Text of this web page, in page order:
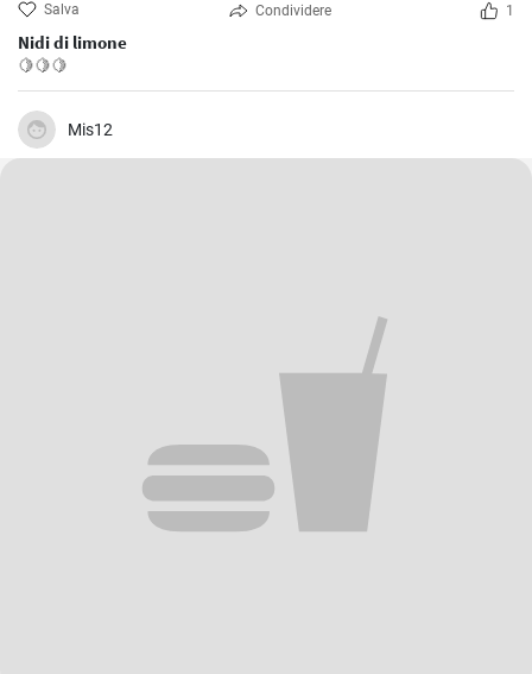
Salva Condividere 1
Nidi di limone
🍋🍋🍋
Mis12